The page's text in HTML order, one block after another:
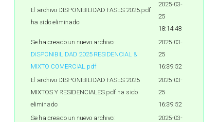
El archivo DISPONIBILIDAD FASES 2025.pdf
ha sido eliminado
2025-03-
25
18:14:48
Se ha creado un nuevo archivo:
DISPONIBILIDAD 2025 RESIDENCIAL &
MIXTO COMERCIAL.pdf
2025-03-
25
16:39:52
El archivo DISPONIBILIDAD FASES 2025
MIXTOS Y RESIDENCIALES.pdf ha sido
eliminado
2025-03-
25
16:39:52
Se ha creado un nuevo archivo:
2025-03-